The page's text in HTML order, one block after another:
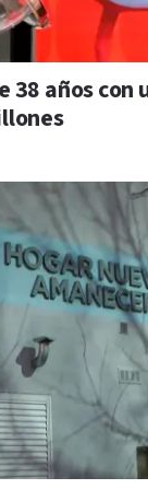
38 años con